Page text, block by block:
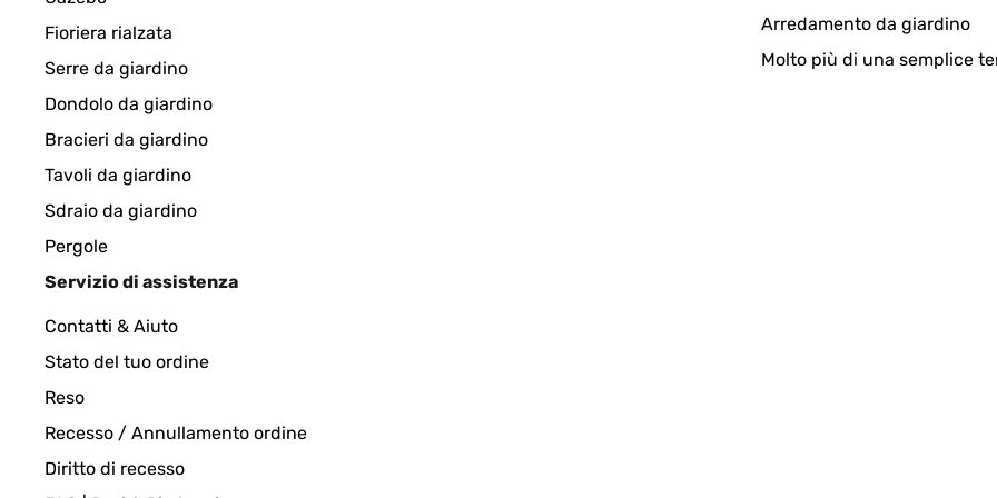
I absolutely love it. Is simple but beautifully made, and I also like the hidden plate underneath.
Amazon-Benutzer
hat die perfekte Größe und schaut super aus
Amazon-Benutzer
Fioriera rialzata
Serre da giardino
Dondolo da giardino
Bracieri da giardino
Tavoli da giardino
Sdraio da giardino
Pergole
Arredamento da giardino
Molto più di una semplice
Servizio di assistenza
Contatti & Aiuto
Stato del tuo ordine
Reso
Recesso / Annullamento ordine
Diritto di recesso